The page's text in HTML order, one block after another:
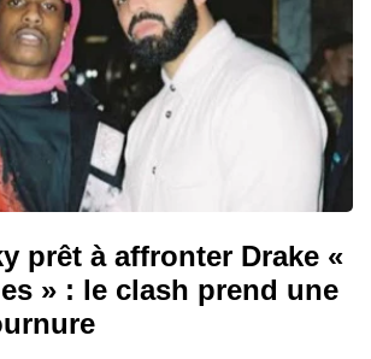
prêt à affronter Drake «
» : le clash prend une